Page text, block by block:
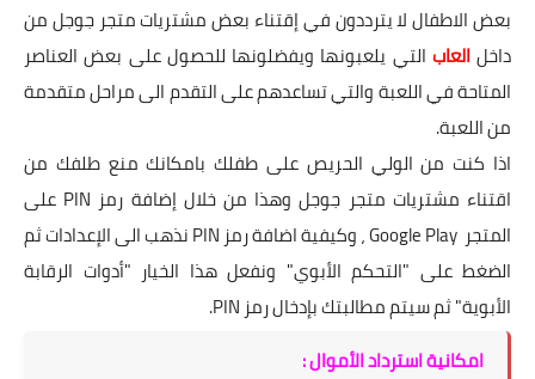
بعض الاطفال لا يترددون في إقتناء بعض مشتريات متجر جوجل من
داخلالعاب التي يلعبونها ويفضلونها للحصول على بعض العناصر
المتاحة في اللعبة والتي تساعدهم على التقدم الى مراحل متقدمة
من اللعبة.
اذا كنت من الولي الحريص على طفلك بامكانك منع طلفك من
اقتناء مشتريات متجر جوجل وهذا من خلال إضافة رمز PIN على
المتجر Google Play ، وكيفية اضافة رمز PIN نذهب الى الإعدادات ثم
الضغط على "التحكم الأبوي" ونفعل هذا الخيار "أدوات الرقابة
الأبوية" ثم سيتم مطالبتك بإدخال رمز PIN.
امكانية استرداد الأموال :